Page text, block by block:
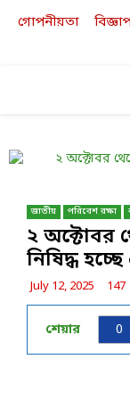
গোপনীয়তা
MENU
জাতীয় পরিবেশ রক্ষা
২ অক্টোবর
নিষিদ্ধ
July 12, 2025 147
শেয়ার 0